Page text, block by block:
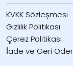
KVKK Sözleşmesi
Gizlilik Politikası
Çerez Politikası
İade ve Geri